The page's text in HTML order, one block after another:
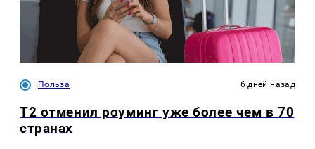
Польза 6 дней назад
Т2 отменил роуминг уже более чем в 70
странах